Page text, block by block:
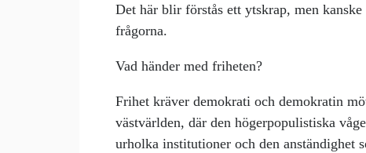
Det här blir förstås ett ytskrap, men
frågorna.
Vad händer med friheten?
Frihet kräver demokrati och demokratin
västvärlden, där den högerpopulistiska
urholka institutioner och den anständighet